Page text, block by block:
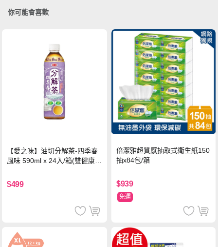
你可能會喜歡
【愛之味】油切分解茶-四季春
風味 590ml x 24入/箱(雙健康認
$499
倍潔雅超質感抽取式衛生紙150
抽x84包/箱
$939
免運